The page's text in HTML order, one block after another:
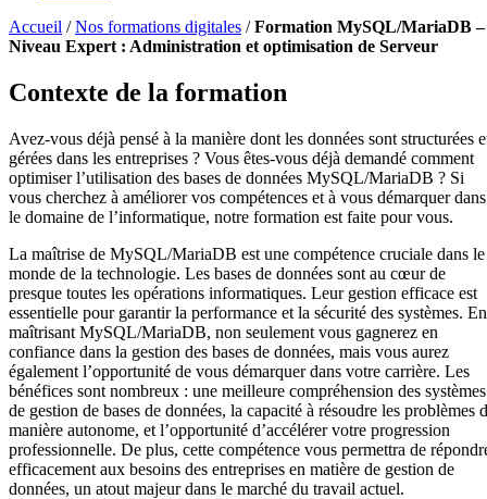
Accueil /Nos formations digitales /Formation MySQL/MariaDB –
Niveau Expert : Administration et optimisation de Serveur
Contexte de la formation
Avez-vous déjà pensé à la manière dont les données sont structurées
gérées dans les entreprises ? Vous êtes-vous déjà demandé comment
optimiser l’utilisation des bases de données MySQL/MariaDB ? Si
vous cherchez à améliorer vos compétences et à vous démarquer dans
le domaine de l’informatique, notre formation est faite pour vous.
La maîtrise de MySQL/MariaDB est une compétence cruciale dans le
monde de la technologie. Les bases de données sont au cœur de
presque toutes les opérations informatiques. Leur gestion efficace est
essentielle pour garantir la performance et la sécurité des systèmes. En
maîtrisant MySQL/MariaDB, non seulement vous gagnerez en
confiance dans la gestion des bases de données, mais vous aurez
également l’opportunité de vous démarquer dans votre carrière. Les
bénéfices sont nombreux : une meilleure compréhension des systèmes
de gestion de bases de données, la capacité à résoudre les problèmes
manière autonome, et l’opportunité d’accélérer votre progression
professionnelle. De plus, cette compétence vous permettra de
efficacement aux besoins des entreprises en matière de gestion de
données, un atout majeur dans le marché du travail actuel.